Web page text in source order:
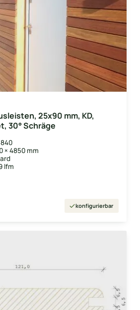
25x90 mm, KD,
30° Schräge
× 4850 mm
lfm
konfigurierbar